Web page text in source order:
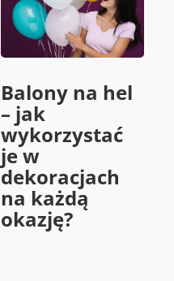
Balony na hel
– jak
wykorzystać
je w
dekoracjach
na każdą
okazję?